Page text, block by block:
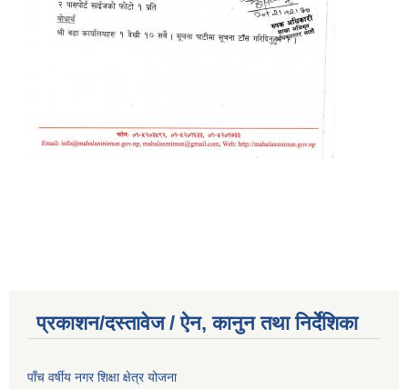
प्रकाशन/दस्तावेज / ऐन, कानुन तथा निर्देशिका
पाँच वर्षीय नगर शिक्षा क्षेत्र योजना